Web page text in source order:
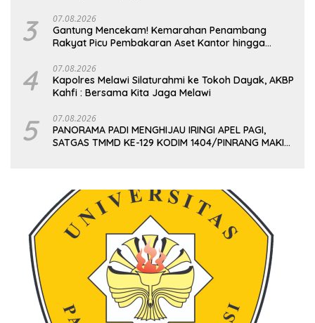
3 07.08.2026
Gantung Mencekam! Kemarahan Penambang
Rakyat Picu Pembakaran Aset Kantor hingga
4 07.08.2026
Kapolres Melawi Silaturahmi ke Tokoh Dayak, AKBP
Kahfi : Bersama Kita Jaga Melawi
5 07.08.2026
PANORAMA PADI MENGHIJAU IRINGI APEL PAGI,
SATGAS TMMD KE-129 KODIM 1404/PINRANG MAKIN